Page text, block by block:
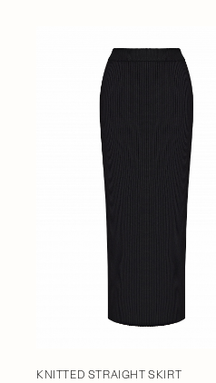
KNITTED STRAIGHT SKIRT